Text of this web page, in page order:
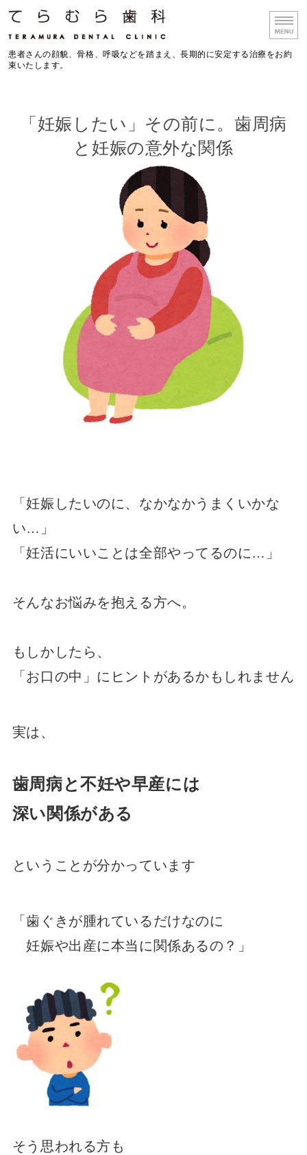
大阪府箕面市の歯科医院
患者さんの顔貌、骨格、呼吸などを踏まえ、長期的に安定する治療をお約
束いたします。
診療理念
「妊娠したい」その前に。歯周病
と妊娠の意外な関係
「妊娠したいのに、なかなかうまくいかな
い…」
「妊活にいいことは全部やってるのに…」
そんなお悩みを抱える方へ。
もしかしたら、
「お口の中」にヒントがあるかもしれません
実は、
歯周病と不妊や早産には
深い関係がある
ということが分かっています
「歯ぐきが腫れているだけなのに
妊娠や出産に本当に関係あるの？」
そう思われる方も